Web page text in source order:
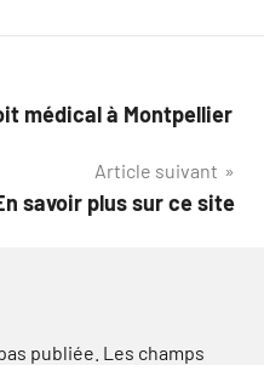
médical à Montpellier
Article suivant
savoir plus sur ce site
publiée. Les champs